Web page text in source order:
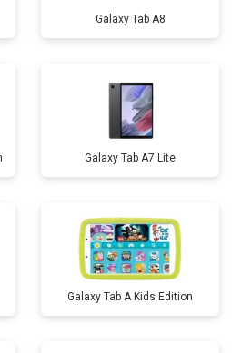
Galaxy Tab A8
Galaxy Tab A7 Lite
Galaxy Tab A Kids Edition